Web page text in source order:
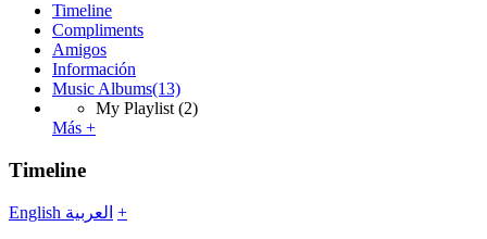
Timeline
Compliments
Amigos
Información
Music Albums(13)
My Playlist (2)
Más +
Timeline
English العربية +